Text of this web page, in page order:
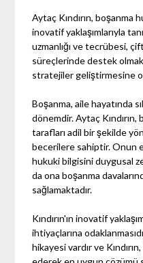
Aytaç Kındırın, boşanma
inovatif yaklaşımlarıyla
uzmanlığı ve tecrübesi,
süreçlerinde destek
stratejiler geliştirmesine
Boşanma, aile hayatında
dönemdir. Aytaç
tarafları adil bir şekilde
becerilere sahiptir. Onun
hukuki bilgisini duygusal
da ona boşanma
sağlamaktadır.
Kındırın'ın inovatif
ihtiyaçlarına
hikayesi vardır ve